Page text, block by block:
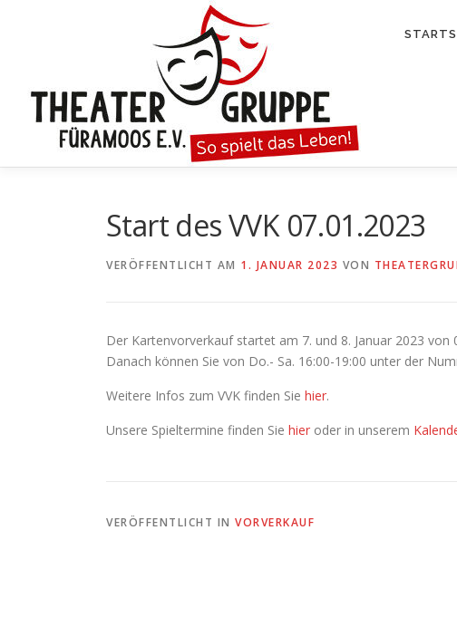
Start des VVK 07.01.2023
VERÖFFENTLICHT AM 1. JANUAR 2023 VON
Der Kartenvorverkauf startet am 7. und 8. Januar 2023 von
Danach können Sie von Do.- Sa. 16:00-19:00 unter der
Weitere Infos zum VVK finden Sie hier.
Unsere Spieltermine finden Sie hier oder in unserem
VERÖFFENTLICHT IN VORVERKAUF